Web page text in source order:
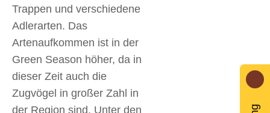
Trappen und verschiedene
Adlerarten. Das
Artenaufkommen ist in der
Green Season höher, da in
dieser Zeit auch die
Zugvögel in großer Zahl in
der Region sind. Unter den